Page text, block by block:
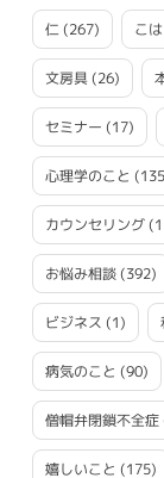
仁(267) こ
文房具(26)
セミナー (17)
心理学のこと
カウンセリング
お悩み相談(392)
ビジネス (1)
病気のこと (90)
僧帽弁閉鎖不全症
嬉しいこと (175)